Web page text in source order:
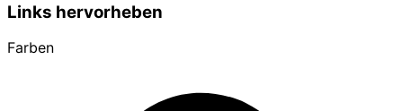
Links hervorheben
Farben